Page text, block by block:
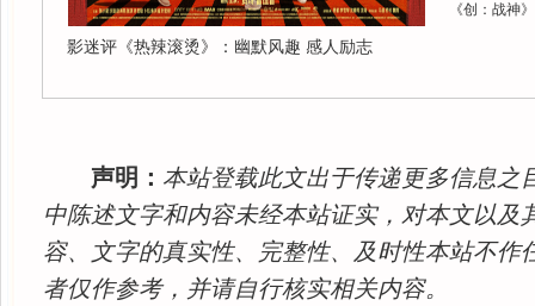
影迷评《热辣滚烫》：幽默风趣 感人励志
《创：战神
声明： 本站登载此文出于传递更多信息之
中陈述文字和内容未经本站证实，对本文以及
容、文字的真实性、完整性、及时性本站不作
者仅作参考，并请自行核实相关内容。